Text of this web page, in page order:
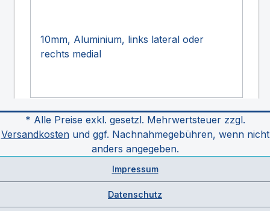
10mm, Aluminium, links lateral oder
rechts medial
* Alle Preise exkl. gesetzl. Mehrwertsteuer zzgl.
Versandkostenund ggf. Nachnahmegebühren, wenn nicht
anders angegeben.
Impressum
Datenschutz